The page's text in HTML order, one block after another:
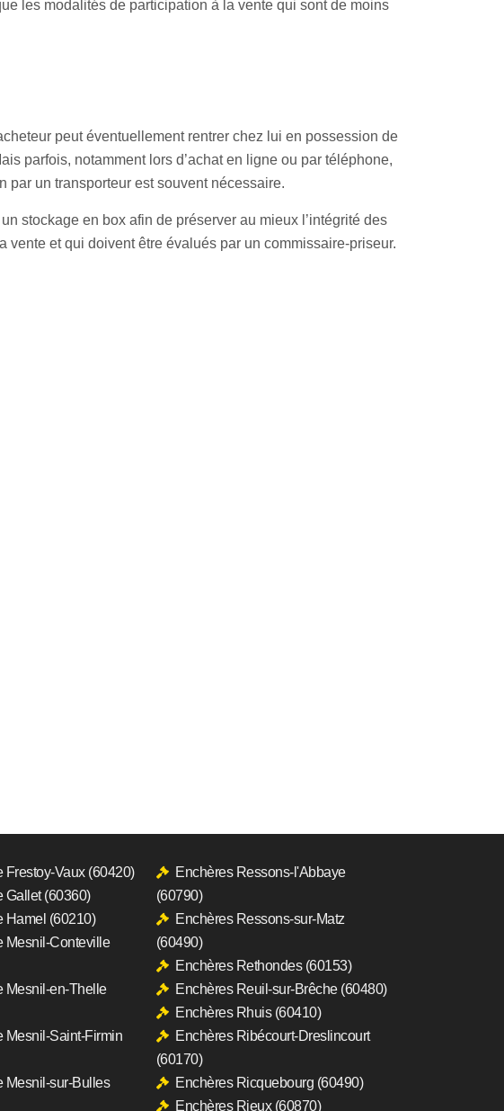
les modalités de participation à la vente qui sont de moins
peut éventuellement rentrer chez lui en possession de
parfois, notamment lors d’achat en ligne ou par téléphone,
un transporteur est souvent nécessaire.
stockage en box afin de préserver au mieux l’intégrité des
et qui doivent être évalués par un commissaire-priseur.
Frestoy-Vaux (60420)
Gallet (60360)
Hamel (60210)
Mesnil-Conteville
Mesnil-en-Thelle
Mesnil-Saint-Firmin
Mesnil-sur-Bulles
Enchères Ressons-l'Abbaye
(60790)
Enchères Ressons-sur-Matz
(60490)
Enchères Rethondes (60153)
Enchères Reuil-sur-Brêche (60480)
Enchères Rhuis (60410)
Enchères Ribécourt-Dreslincourt
(60170)
Enchères Ricquebourg (60490)
Enchères Rieux (60870)